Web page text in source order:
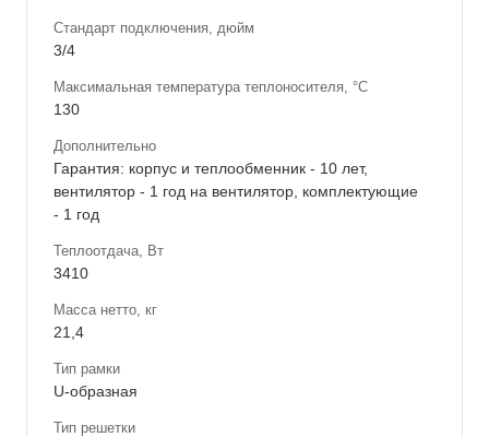
Стандарт подключения, дюйм
3/4
Максимальная температура теплоносителя, °С
130
Дополнительно
Гарантия: корпус и теплообменник - 10 лет,
вентилятор - 1 год на вентилятор, комплектующие
- 1 год
Теплоотдача, Вт
3410
Масса нетто, кг
21,4
Тип рамки
U-образная
Тип решетки